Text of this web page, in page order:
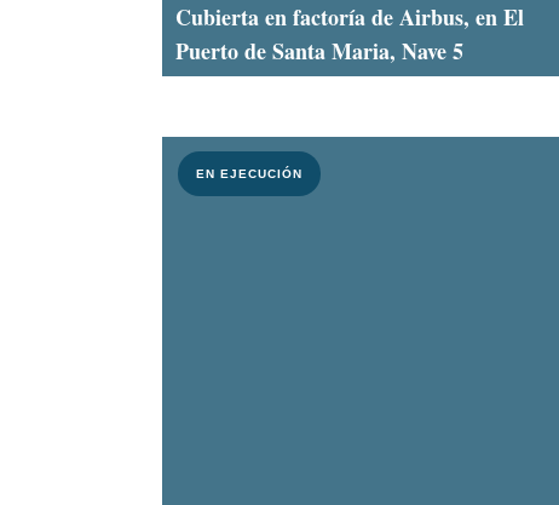
Cubierta en factoría de Airbus, en El
Puerto de Santa Maria, Nave 5
EN EJECUCIÓN